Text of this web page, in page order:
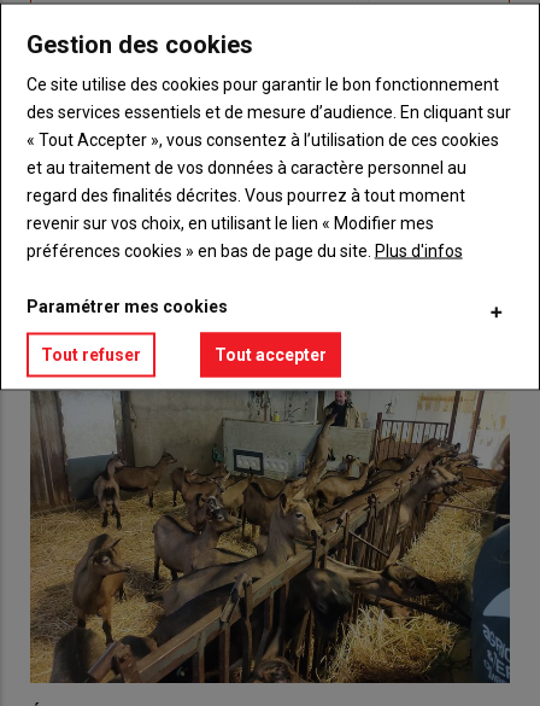
titre
BodyChoisissez votre formule et créez votre
compte pour accéder à tout {nom-site}.
Lien Créez un compte
VOUS AIMEREZ AUSSI
Gestion des cookies
Ce site utilise des cookies pour garantir le bon fonctionnement
des services essentiels et de mesure d’audience. En cliquant sur
« Tout Accepter », vous consentez à l’utilisation de ces cookies
et au traitement de vos données à caractère personnel au
regard des finalités décrites. Vous pourrez à tout moment
revenir sur vos choix, en utilisant le lien « Modifier mes
préférences cookies » en bas de page du site. Plus d'infos
Paramétrer mes cookies
Tout refuser Tout accepter